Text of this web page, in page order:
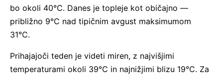
bo okoli 40°C. Danes je topleje kot običajno —
približno 9°C nad tipičnim avgust maksimumom
31°C.
Prihajajoči teden je videti miren, z najvišjimi
temperaturami okoli 39°C in najnižjimi blizu 19°C. Za